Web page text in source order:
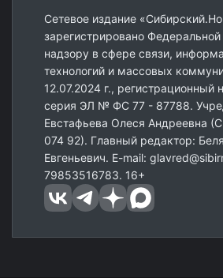
Сетевое издание
зарегистрировано
надзору в сфере связи,
технологий и массовых
12.07.2024 г., регистрационный
серия ЭЛ № ФС 77 - 87788.
Евстафьева Олеся Андреевна
074 92). Главный редактор:
Евгеньевич. E-mail:
79853516783. 16+